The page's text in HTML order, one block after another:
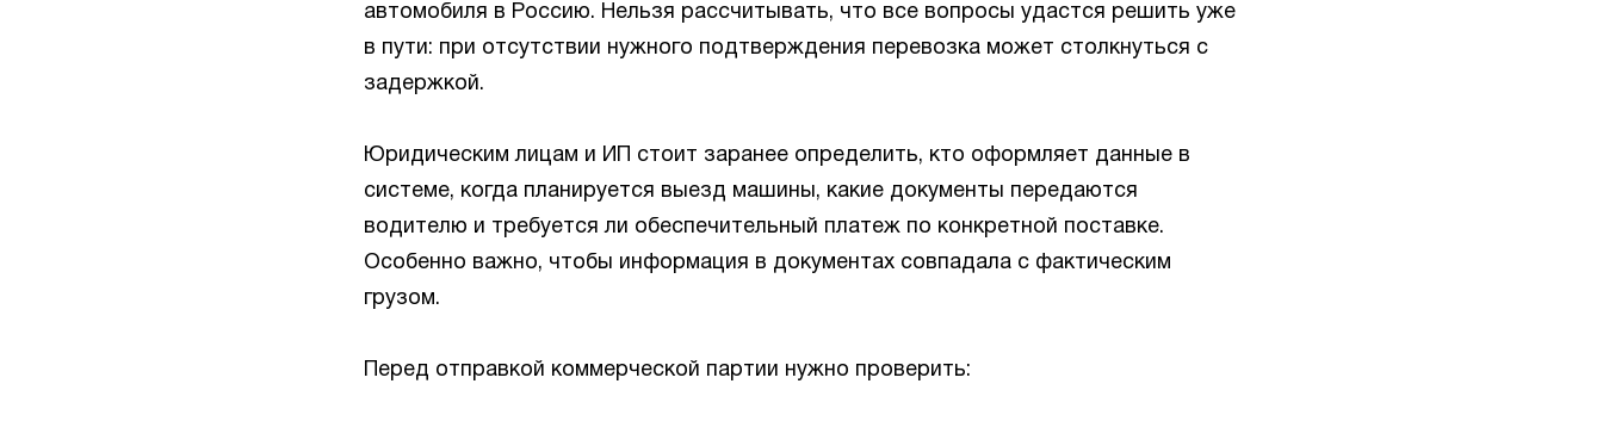
автомобиля в Россию. Нельзя рассчитывать, что все вопросы удастся решить уже
в пути: при отсутствии нужного подтверждения перевозка может столкнуться с
задержкой.
Юридическим лицам и ИП стоит заранее определить, кто оформляет данные в
системе, когда планируется выезд машины, какие документы передаются
водителю и требуется ли обеспечительный платеж по конкретной поставке.
Особенно важно, чтобы информация в документах совпадала с фактическим
грузом.
Перед отправкой коммерческой партии нужно проверить: